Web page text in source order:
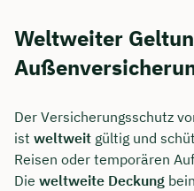
Weltweiter
Der Versicherungsschutz
ist weltweit gültig und
Reisen oder temporären
Die weltweite Deckung